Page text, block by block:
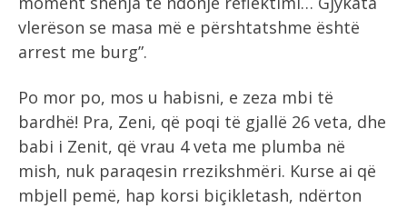
vlerëson se masa më e përshtatshme është
arrest me burg”.
Po mor po, mos u habisni, e zeza mbi të
bardhë! Pra, Zeni, që poqi të gjallë 26 veta, dhe
babi i Zenit, që vrau 4 veta me plumba në
mish, nuk paraqesin rrezikshmëri. Kurse ai që
mbjell pemë, hap korsi biçikletash, ndërton